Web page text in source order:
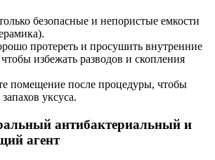
безопасные и непористые емкости
протереть и просушить внутренние
избежать разводов и скопления
помещение после процедуры, чтобы
уксуса.
антибактериальный и
агент